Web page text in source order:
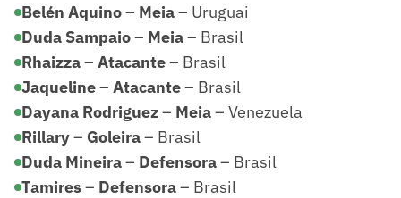
Belén Aquino– Meia– Uruguai
Duda Sampaio– Meia– Brasil
Rhaizza– Atacante– Brasil
Jaqueline– Atacante– Brasil
Dayana Rodriguez– Meia– Venezuela
Rillary– Goleira– Brasil
Duda Mineira– Defensora– Brasil
Tamires– Defensora– Brasil